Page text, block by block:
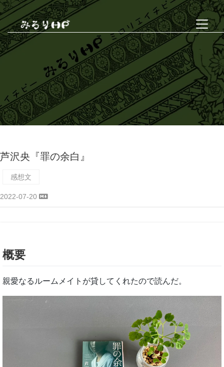
芦沢央『罪の余白』
感想文
2022-07-20
概要
親愛なるルームメイトが貸してくれたので読んだ。